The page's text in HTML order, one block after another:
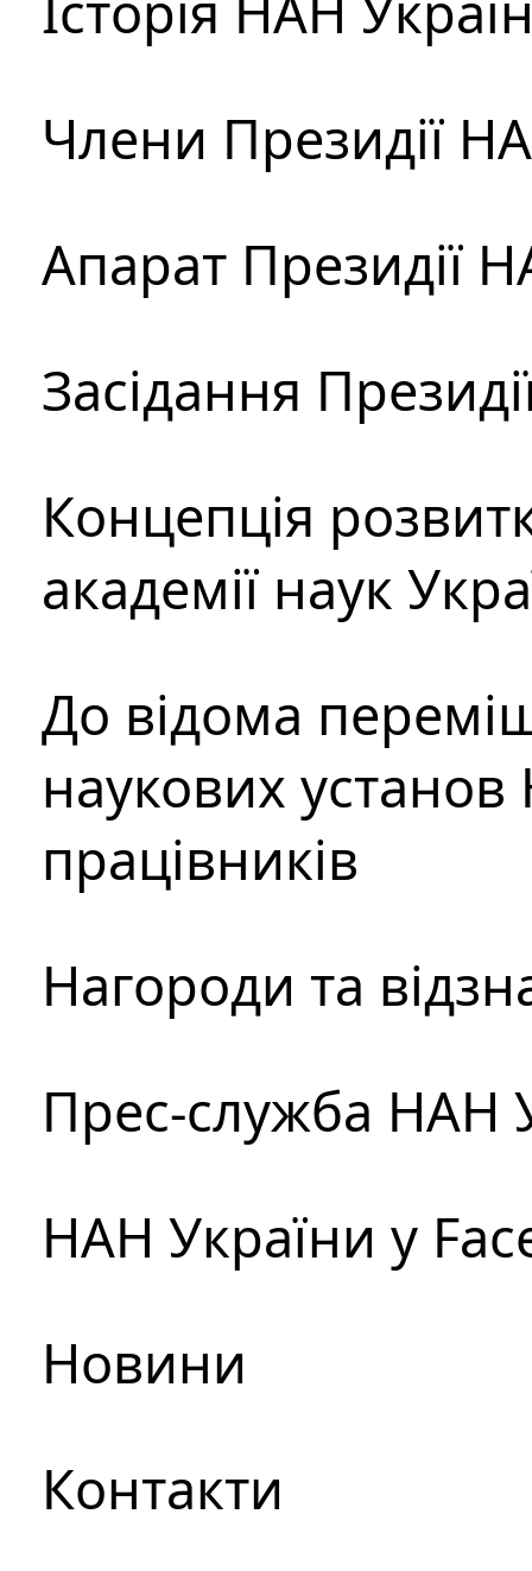
Члени Президії
Апарат Президії
Засідання
Концепція
академії наук
До відома
наукових установ
працівників
Нагороди та
Прес-служба НАН
НАН України у
Новини
Контакти